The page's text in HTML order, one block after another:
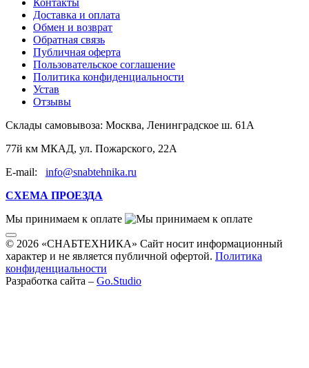
Контакты
Доставка и оплата
Обмен и возврат
Обратная связь
Публичная оферта
Пользовательское соглашение
Политика конфиденциальности
Устав
Отзывы
Склады самовывоза: Москва, Ленинградское ш. 61А
77й км МКАД, ул. Пожарского, 22А
E-mail: info@snabtehnika.ru
СХЕМА ПРОЕЗДА
Мы принимаем к оплате
© 2026 «СНАБТЕХНИКА» Сайт носит информационный
характер и не является публичной офертой. Политика
конфиденциальности
Разработка сайта – Go.Studio